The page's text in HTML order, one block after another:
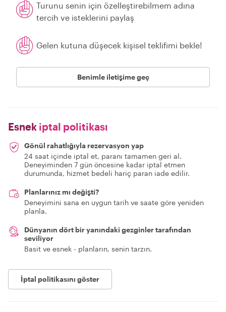
Turunu senin için özelleştirebilmem adına
tercih ve isteklerini paylaş
Gelen kutuna düşecek kişisel teklifimi bekle!
Benimle iletişime geç
Esnek iptal politikası
Gönül rahatlığıyla rezervasyon yap
24 saat içinde iptal et, paranı tamamen geri al.
Deneyiminden 7 gün öncesine kadar iptal etmen
durumunda, hizmet bedeli hariç paran iade edilir.
Planlarınız mı değişti?
Deneyimini sana en uygun tarih ve saate göre yeniden
planla.
Dünyanın dört bir yanındaki gezginler tarafından
seviliyor
Basit ve esnek - planların, senin tarzın.
İptal politikasını göster